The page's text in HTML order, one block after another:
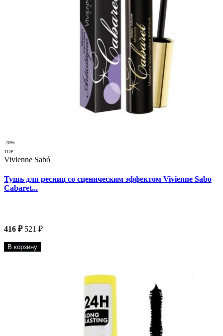
-20%
TOP
Vivienne Sabó
Тушь для ресниц со сценическим эффектом Vivienne Sabo
Cabaret...
416 ₽ 521 ₽
В корзину